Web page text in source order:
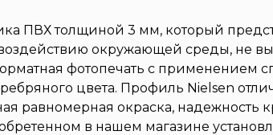
ПВХ толщиной 3 мм, который
окружающей среды, не
фотопечать с применением
цвета. Профиль Nielsen
равномерная окраска,
в нашем магазине